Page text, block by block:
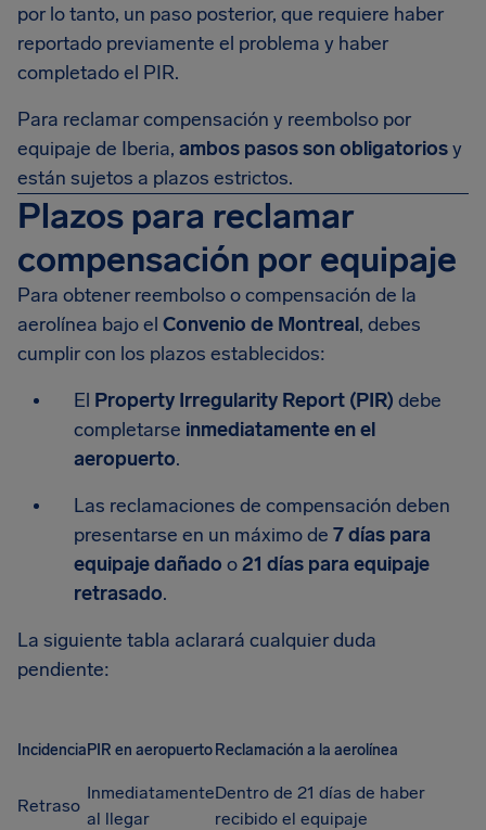
por lo tanto, un paso posterior, que requiere haber
reportado previamente el problema y haber
completado el PIR.
Para reclamar compensación y reembolso por
equipaje de Iberia, ambos pasos son obligatoriosy
están sujetos a plazos estrictos.
Plazos para reclamar
compensación por equipaje
Para obtener reembolso o compensación de la
aerolínea bajo el Convenio de Montreal, debes
cumplir con los plazos establecidos:
El Property Irregularity Report (PIR) debe
completarse inmediatamente en el
aeropuerto.
Las reclamaciones de compensación deben
presentarse en un máximo de 7 días para
equipaje dañado o21 días para equipaje
retrasado.
La siguiente tabla aclarará cualquier duda
pendiente:
IncidenciaPIR en aeropuerto Reclamación a la aerolínea
Retraso
Inmediatamente
al llegar
Dentro de 21 días de haber
recibido el equipaje